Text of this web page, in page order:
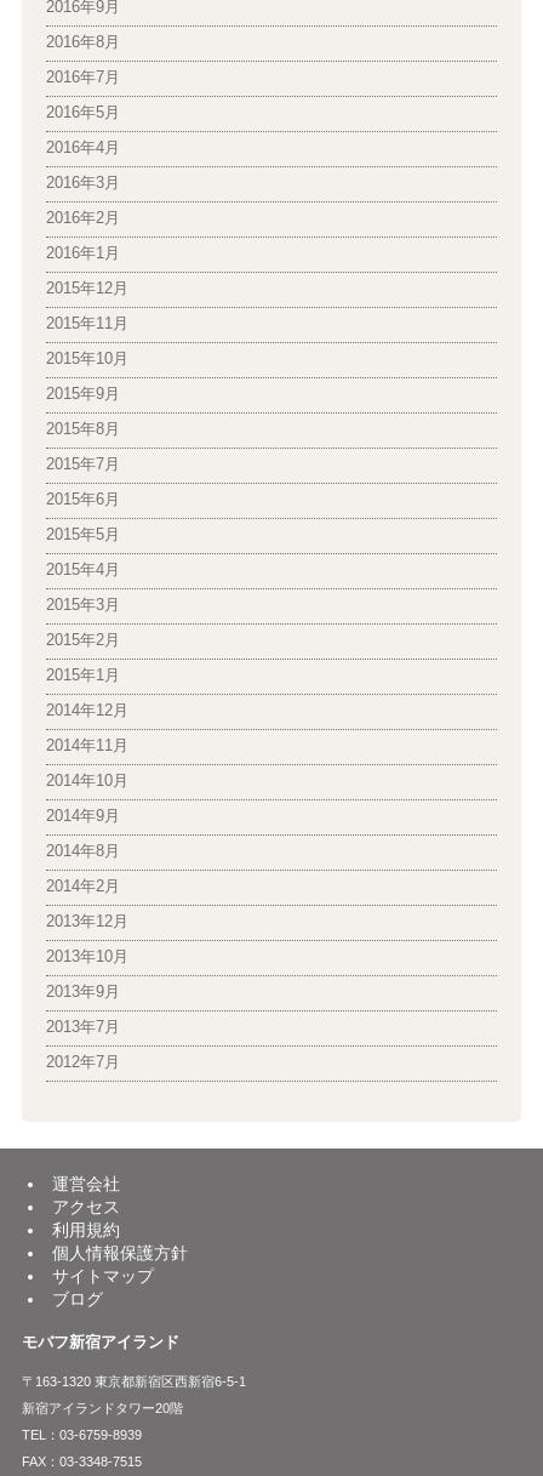
2016年9月
2016年8月
2016年7月
2016年5月
2016年4月
2016年3月
2016年2月
2016年1月
2015年12月
2015年11月
2015年10月
2015年9月
2015年8月
2015年7月
2015年6月
2015年5月
2015年4月
2015年3月
2015年2月
2015年1月
2014年12月
2014年11月
2014年10月
2014年9月
2014年8月
2014年2月
2013年12月
2013年10月
2013年9月
2013年7月
2012年7月
運営会社
アクセス
利用規約
個人情報保護方針
サイトマップ
ブログ
モバフ新宿アイランド
〒163-1320 東京都新宿区西新宿6-5-1
新宿アイランドタワー20階
TEL：03-6759-8939
FAX：03-3348-7515